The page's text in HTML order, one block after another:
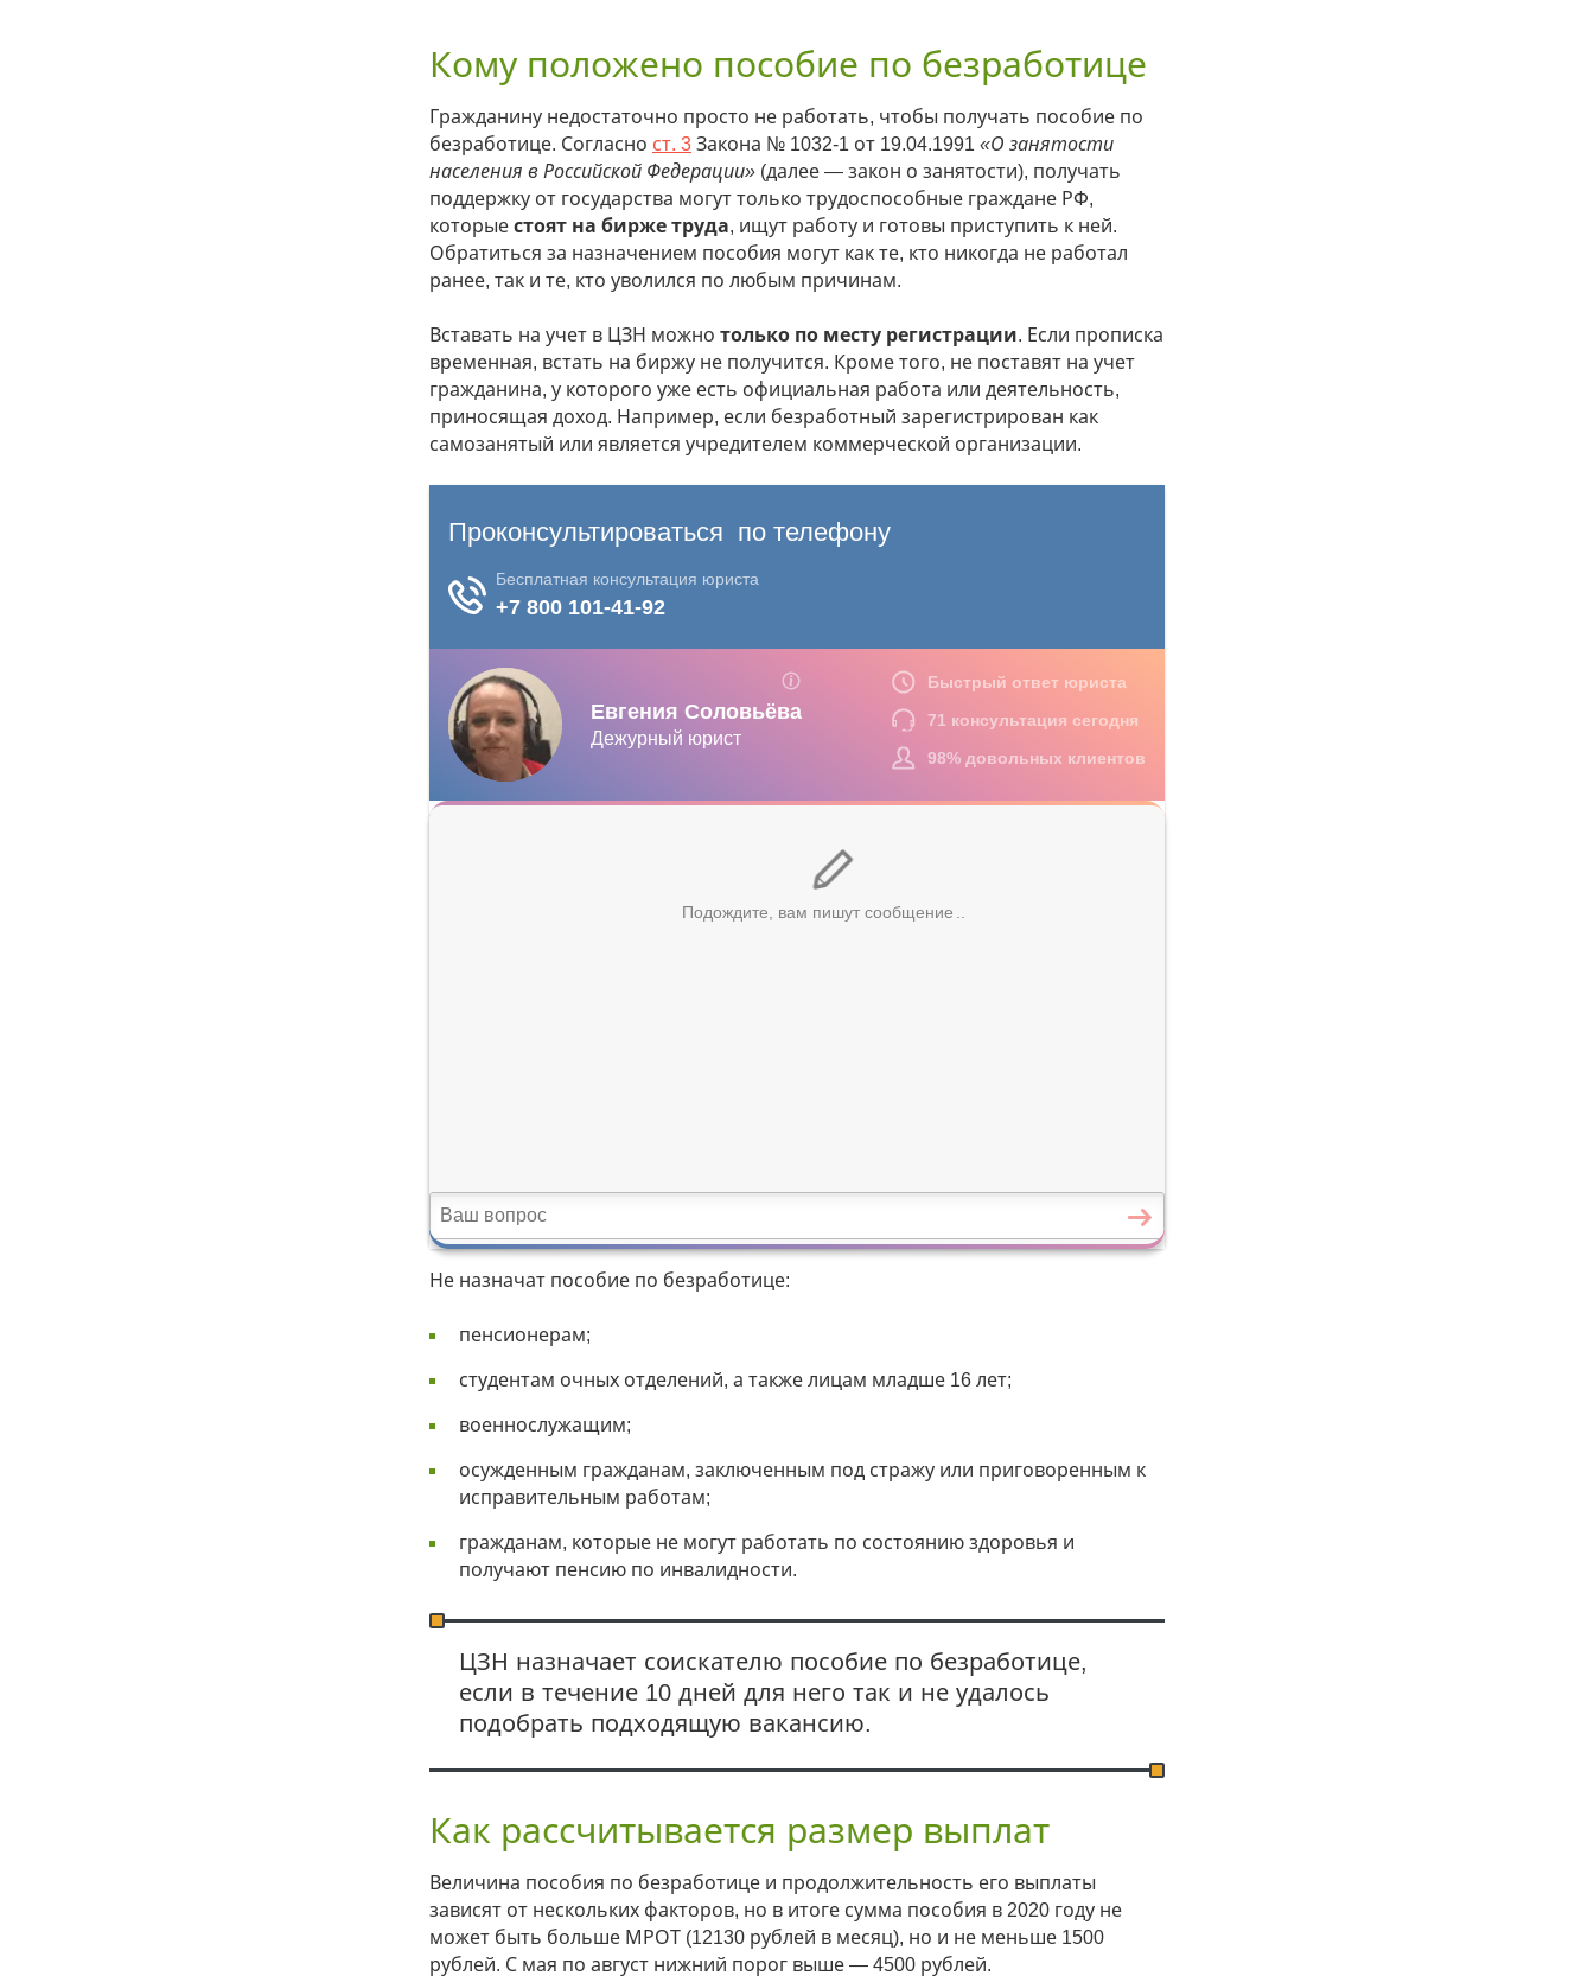
Кому положено пособие по безработице
Гражданину недостаточно просто не работать, чтобы получать пособие по
безработице. Согласно ст. 3 Закона № 1032-1 от 19.04.1991 «О занятости
населения в Российской Федерации» (далее — закон о занятости), получать
поддержку от государства могут только трудоспособные граждане РФ,
которые стоят на бирже труда, ищут работу и готовы приступить к ней.
Обратиться за назначением пособия могут как те, кто никогда не работал
ранее, так и те, кто уволился по любым причинам.
Вставать на учет в ЦЗН можно только по месту регистрации. Если прописка
временная, встать на биржу не получится. Кроме того, не поставят на учет
гражданина, у которого уже есть официальная работа или деятельность,
приносящая доход. Например, если безработный зарегистрирован как
самозанятый или является учредителем коммерческой организации.
Не назначат пособие по безработице:
пенсионерам;
студентам очных отделений, а также лицам младше 16 лет;
военнослужащим;
осужденным гражданам, заключенным под стражу или приговоренным к
исправительным работам;
гражданам, которые не могут работать по состоянию здоровья и
получают пенсию по инвалидности.
ЦЗН назначает соискателю пособие по безработице,
если в течение 10 дней для него так и не удалось
подобрать подходящую вакансию.
Как рассчитывается размер выплат
Величина пособия по безработице и продолжительность его выплаты
зависят от нескольких факторов, но в итоге сумма пособия в 2020 году не
может быть больше МРОТ (12130 рублей в месяц), но и не меньше 1500
рублей. С мая по август нижний порог выше — 4500 рублей.